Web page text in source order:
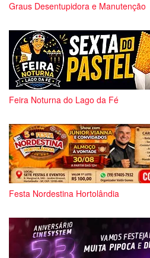
Graus Desentupidora e Manutenção
Feira Noturna do Lago da Fé
Festa Nordestina Hortolândia